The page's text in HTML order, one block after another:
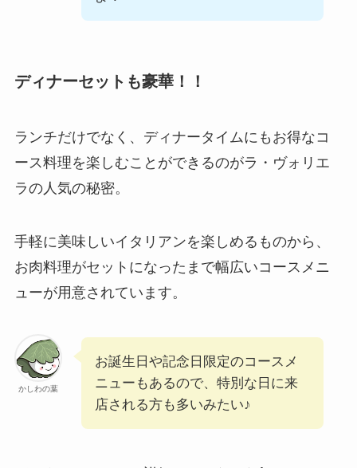
ディナーセットも豪華！！
ランチだけでなく、ディナータイムにもお得なコ
ース料理を楽しむことができるのがラ・ヴォリエ
ラの人気の秘密。
手軽に美味しいイタリアンを楽しめるものから、
お肉料理がセットになったまで幅広いコースメニ
ューが用意されています。
かしわの葉
お誕生日や記念日限定のコースメ
ニューもあるので、特別な日に来
店される方も多いみたい♪